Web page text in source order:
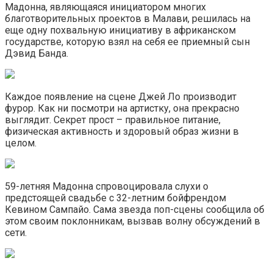
Мадонна, являющаяся инициатором многих
благотворительных проектов в Малави, решилась на
еще одну похвальную инициативу в африканском
государстве, которую взял на себя ее приемный сын
Дэвид Банда.
Каждое появление на сцене Джей Ло производит
фурор. Как ни посмотри на артистку, она прекрасно
выглядит. Секрет прост – правильное питание,
физическая активность и здоровый образ жизни в
целом.
59-летняя Мадонна спровоцировала слухи о
предстоящей свадьбе с 32-летним бойфрендом
Кевином Сампайо. Сама звезда поп-сцены сообщила об
этом своим поклонникам, вызвав волну обсуждений в
сети.